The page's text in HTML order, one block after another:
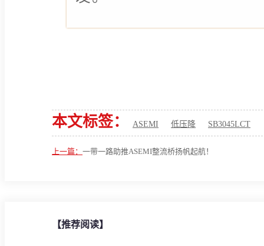
本文标签： ASEMI 低压降 SB3045LCT
上一篇： 一带一路助推ASEMI整流桥扬帆起航！
【推荐阅读】